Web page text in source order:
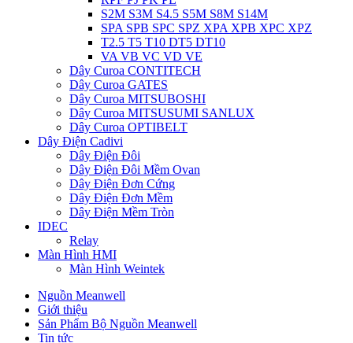
S2M S3M S4.5 S5M S8M S14M
SPA SPB SPC SPZ XPA XPB XPC XPZ
T2.5 T5 T10 DT5 DT10
VA VB VC VD VE
Dây Curoa CONTITECH
Dây Curoa GATES
Dây Curoa MITSUBOSHI
Dây Curoa MITSUSUMI SANLUX
Dây Curoa OPTIBELT
Dây Điện Cadivi
Dây Điện Đôi
Dây Điện Đôi Mềm Ovan
Dây Điện Đơn Cứng
Dây Điện Đơn Mềm
Dây Điện Mềm Tròn
IDEC
Relay
Màn Hình HMI
Màn Hình Weintek
Nguồn Meanwell
Giới thiệu
Sản Phẩm Bộ Nguồn Meanwell
Tin tức